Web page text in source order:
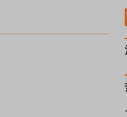
A股估值分析全